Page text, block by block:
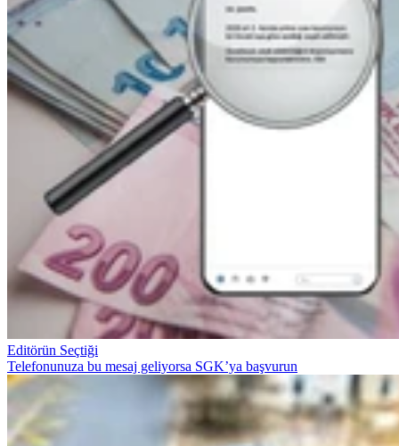
Editörün Seçtiği
Telefonunuza bu mesaj geliyorsa SGK’ya başvurun